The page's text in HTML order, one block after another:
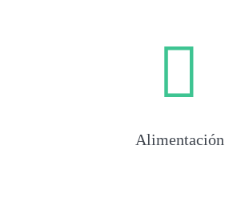
Alimentación